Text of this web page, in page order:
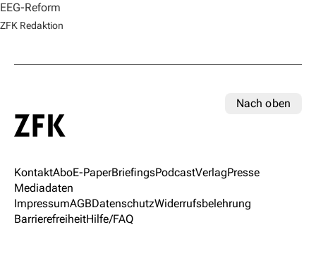
EEG-Reform
ZFK Redaktion
Nach oben
KontaktAboE-PaperBriefingsPodcastVerlagPresse
Mediadaten
ImpressumAGBDatenschutzWiderrufsbelehrung
BarrierefreiheitHilfe/FAQ